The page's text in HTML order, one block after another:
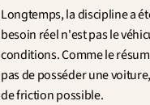
Longtemps, la discipline a
besoin réel n'est pas le
conditions. Comme le
pas de posséder une
de friction possible.